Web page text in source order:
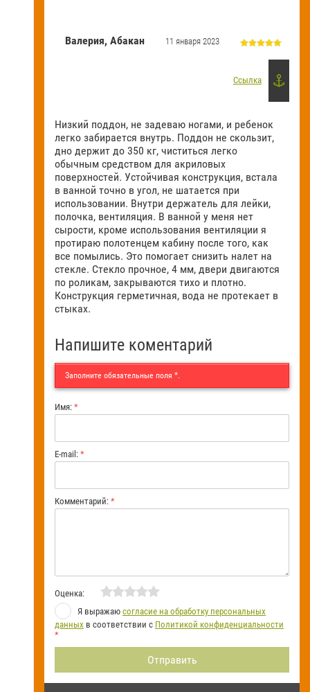
Валерия, Абакан 11 января 2023
Ссылка
Низкий поддон, не задеваю ногами, и ребенок
легко забирается внутрь. Поддон не скользит,
дно держит до 350 кг, чиститься легко
обычным средством для акриловых
поверхностей. Устойчивая конструкция, встала
в ванной точно в угол, не шатается при
использовании. Внутри держатель для лейки,
полочка, вентиляция. В ванной у меня нет
сырости, кроме использования вентиляции я
протираю полотенцем кабину после того, как
все помылись. Это помогает снизить налет на
стекле. Стекло прочное, 4 мм, двери двигаются
по роликам, закрываются тихо и плотно.
Конструкция герметичная, вода не протекает в
стыках.
Напишите коментарий
Заполните обязательные поля *.
Имя: *
E-mail: *
Комментарий: *
Оценка:
Я выражаю согласие на обработку персональных
данных в соответствии с Политикой конфиденциальности
*